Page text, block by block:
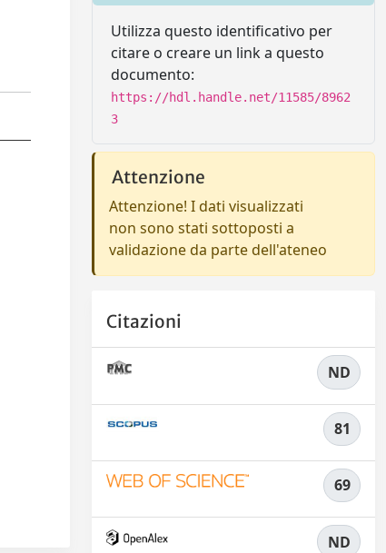
Utilizza questo identificativo per
citare o creare un link a questo
documento:
https://hdl.handle.net/11585/8962
3
Attenzione
Attenzione! I dati visualizzati
non sono stati sottoposti a
validazione da parte dell'ateneo
Citazioni
ND
81
69
ND